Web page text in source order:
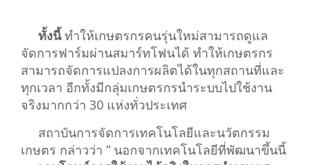
ทั้งนี้ทำให้เกษตรกรคนรุ่นใหม่สามารถดูแล
จัดการฟาร์มผ่านสมาร์ทโฟนได้ ทำให้เกษตรกร
สามารถจัดการแปลงการผลิตได้ในทุกสถานที่และ
ทุกเวลา อีกทั้งมีกลุ่มเกษตรกรนำระบบไปใช้งาน
จริงมากกว่า 30 แห่งทั่วประเทศ
สถาบันการจัดการเทคโนโลยีและนวัตกรรม
เกษตร กล่าวว่า ” นอกจากเทคโนโลยีที่พัฒนาขึ้นนี้